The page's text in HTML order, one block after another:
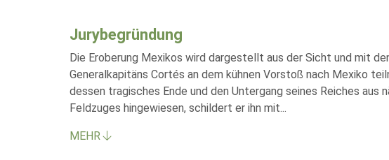
Jurybegründung
Die Eroberung Mexikos wird dargestellt aus der Sicht und mit
Generalkapitäns Cortés an dem kühnen Vorstoß nach Mexiko
dessen tragisches Ende und den Untergang seines Reiches
Feldzuges hingewiesen, schildert er ihn mit...
MEHR